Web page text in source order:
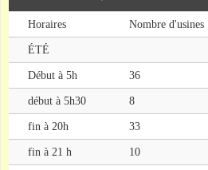
Horaires Nombre d'usines
ÉTÉ
Début à 5h 36
début à 5h30 8
fin à 20h 33
fin à 21 h 10